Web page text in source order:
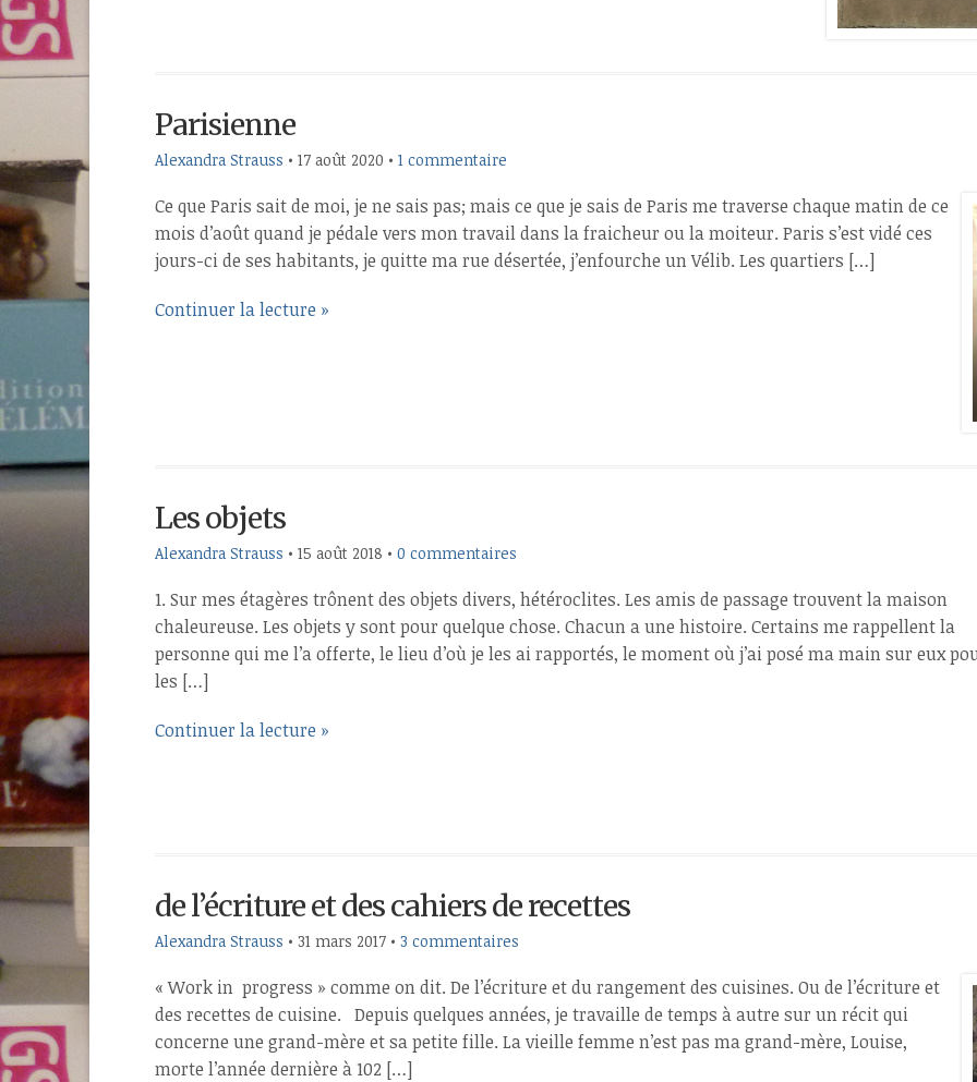
Parisienne
Alexandra Strauss • 17 août 2020 • 1 commentaire
Ce que Paris sait de moi, je ne sais pas; mais ce que je sais de Paris me traverse chaque matin de ce
mois d’août quand je pédale vers mon travail dans la fraicheur ou la moiteur. Paris s’est vidé ces
jours-ci de ses habitants, je quitte ma rue désertée, j’enfourche un Vélib. Les quartiers […]
Continuer la lecture »
Les objets
Alexandra Strauss • 15 août 2018 • 0 commentaires
1. Sur mes étagères trônent des objets divers, hétéroclites. Les amis de passage trouvent la maison
chaleureuse. Les objets y sont pour quelque chose. Chacun a une histoire. Certains me rappellent la
personne qui me l’a offerte, le lieu d’où je les ai rapportés, le moment où j’ai posé ma main sur eux
les […]
Continuer la lecture »
de l’écriture et des cahiers de recettes
Alexandra Strauss • 31 mars 2017 • 3 commentaires
« Work in progress » comme on dit. De l’écriture et du rangement des cuisines. Ou de l’écriture et
des recettes de cuisine. Depuis quelques années, je travaille de temps à autre sur un récit qui
concerne une grand-mère et sa petite fille. La vieille femme n’est pas ma grand-mère, Louise,
morte l’année dernière à 102 […]